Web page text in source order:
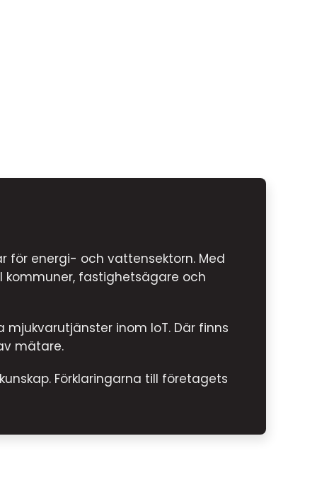
för energi- och vattensektorn. Med
fastighetsägare och
inom IoT. Där finns
mätare.
Förklaringarna till företagets